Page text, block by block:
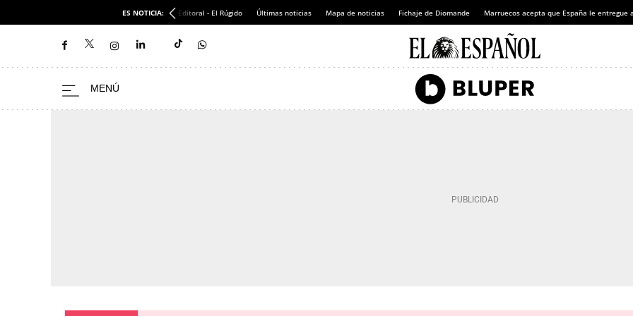
ES NOTICIA: Editoral - El Rúgido Últimas noticias Mapa de noticias Fichaje de Diomande Marruecos acepta que España le entregue